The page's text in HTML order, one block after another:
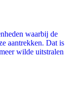
waarbij de
aantrekken. Dat is
wilde uitstralen